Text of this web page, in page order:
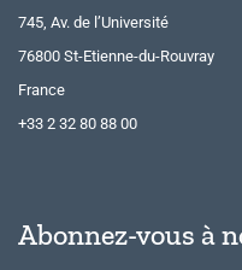
745, Av. de l’Université
76800 St-Etienne-du-Rouvray
France
+33 2 32 80 88 00
Abonnez-vous à